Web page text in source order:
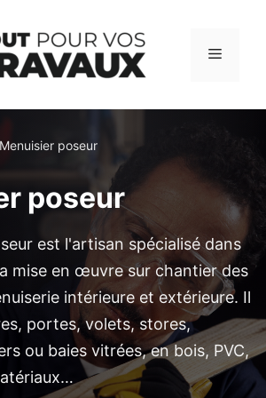
Menu
Menuisier poseur
poseur
est l'artisan spécialisé dans
mise en œuvre sur chantier des
intérieure et extérieure. Il
portes, volets, stores,
ou baies vitrées, en bois, PVC,